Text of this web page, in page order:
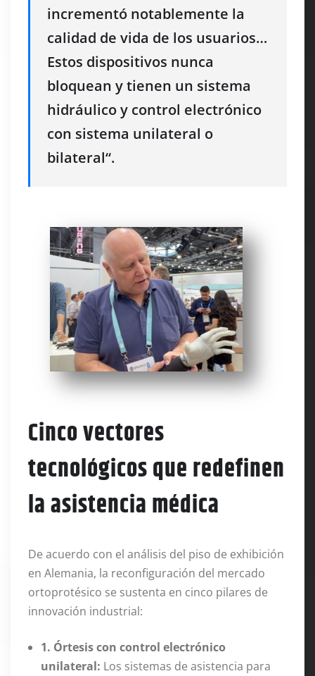
incrementó notablemente la
calidad de vida de los usuarios…
Estos dispositivos nunca
bloquean y tienen un sistema
hidráulico y control electrónico
con sistema unilateral o
bilateral“.
Cinco vectores
tecnológicos que redefinen
la asistencia médica
De acuerdo con el análisis del piso de exhibición
en Alemania, la reconfiguración del mercado
ortoprotésico se sustenta en cinco pilares de
innovación industrial:
1. Órtesis con control electrónico
unilateral: Los sistemas de asistencia para